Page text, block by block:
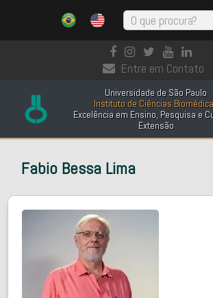
Entre em Contato
Universidade de São Paulo
Instituto de Ciências
Excelência em Ensino, Pesquisa e
Extensão
Fabio Bessa Lima